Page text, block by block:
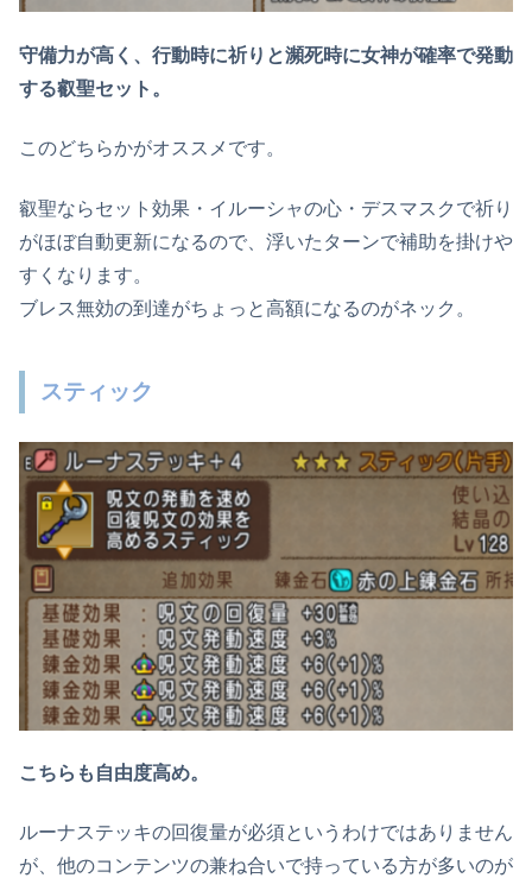
守備力が高く、行動時に祈りと瀕死時に女神が確率で発動
する叡聖セット。
このどちらかがオススメです。
叡聖ならセット効果・イルーシャの心・デスマスクで祈り
がほぼ自動更新になるので、浮いたターンで補助を掛けや
すくなります。
ブレス無効の到達がちょっと高額になるのがネック。
スティック
こちらも自由度高め。
ルーナステッキの回復量が必須というわけではありません
が、他のコンテンツの兼ね合いで持っている方が多いのが